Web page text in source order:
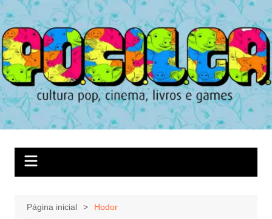
Ir
para
o
conteúdo
Página inicial Hodor